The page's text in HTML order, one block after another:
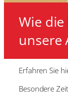
Wie
unsere
Erfahren Sie
Besondere